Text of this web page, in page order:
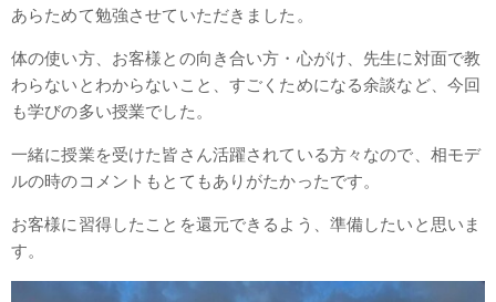
あらためて勉強させていただきました。
体の使い方、お客様との向き合い方・心がけ、先生に対面で教
わらないとわからないこと、すごくためになる余談など、今回
も学びの多い授業でした。
一緒に授業を受けた皆さん活躍されている方々なので、相モデ
ルの時のコメントもとてもありがたかったです。
お客様に習得したことを還元できるよう、準備したいと思いま
す。